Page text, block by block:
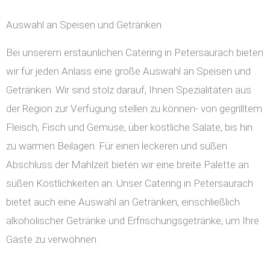
Auswahl an Speisen und Getränken
Bei unserem erstaunlichen Catering in Petersaurach bieten
wir für jeden Anlass eine große Auswahl an Speisen und
Getränken. Wir sind stolz darauf, Ihnen Spezialitäten aus
der Region zur Verfügung stellen zu können- von gegrilltem
Fleisch, Fisch und Gemüse, über köstliche Salate, bis hin
zu warmen Beilagen. Für einen leckeren und süßen
Abschluss der Mahlzeit bieten wir eine breite Palette an
süßen Köstlichkeiten an. Unser Catering in Petersaurach
bietet auch eine Auswahl an Getränken, einschließlich
alkoholischer Getränke und Erfrischungsgetränke, um Ihre
Gäste zu verwöhnen.